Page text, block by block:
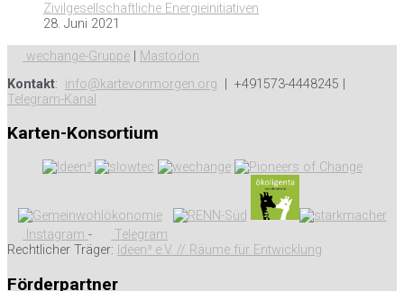
Zivilgesellschaftliche Energieinitiativen
28. Juni 2021
wechange-Gruppe
Mastodon
Kontakt: info@kartevonmorgen.org | +491573-4448245 |
Telegram-Kanal
Karten-Konsortium
Instagram -
Telegram
Rechtlicher Träger: Ideen³ e.V. // Räume für Entwicklung
Förderpartner